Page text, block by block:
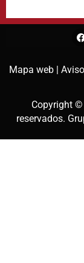
Mapa web |
Copyright
reservados.